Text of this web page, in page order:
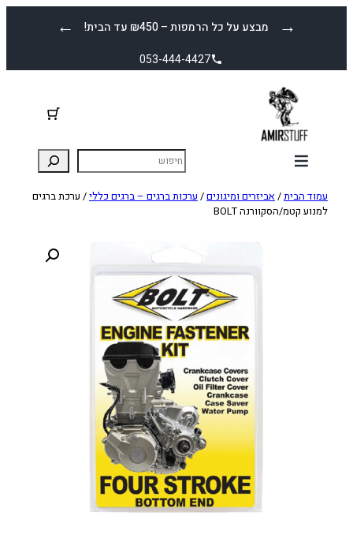
← מבצע על כל הרמפות – ₪450 עד הבית! →
053-444-4427
עמוד הבית/אביזרים ומיגונים/ ערכות ברגים – ברגים כללי/ ערכת ברגים
למנוע קטמ/הסקוורנה BOLT